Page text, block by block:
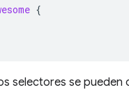
{
selectores se pueden